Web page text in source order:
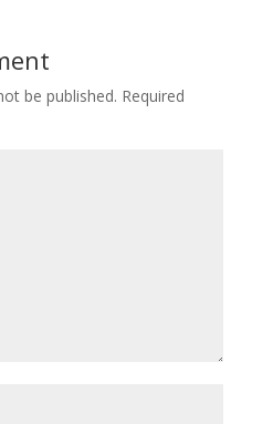
be published. Required